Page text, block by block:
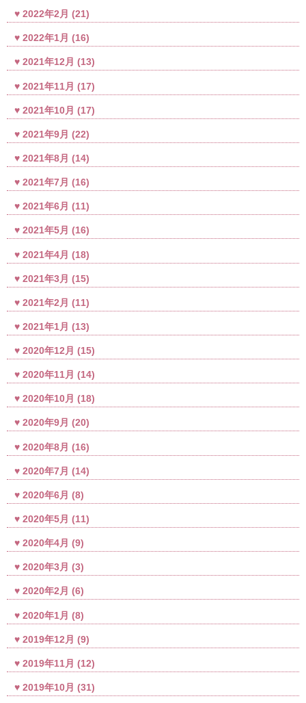
2022年2月 (21)
2022年1月 (16)
2021年12月 (13)
2021年11月 (17)
2021年10月 (17)
2021年9月 (22)
2021年8月 (14)
2021年7月 (16)
2021年6月 (11)
2021年5月 (16)
2021年4月 (18)
2021年3月 (15)
2021年2月 (11)
2021年1月 (13)
2020年12月 (15)
2020年11月 (14)
2020年10月 (18)
2020年9月 (20)
2020年8月 (16)
2020年7月 (14)
2020年6月 (8)
2020年5月 (11)
2020年4月 (9)
2020年3月 (3)
2020年2月 (6)
2020年1月 (8)
2019年12月 (9)
2019年11月 (12)
2019年10月 (31)